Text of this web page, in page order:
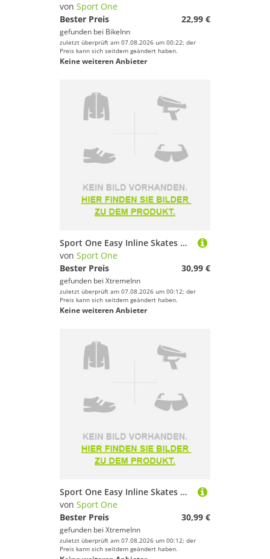
von Sport One
Bester Preis
22,99 €
gefunden bei BikeInn
zuletzt überprüft am 07.08.2026 um 00:22; der
Preis kann sich seitdem geändert haben.
Keine weiteren Anbieter
Sport One Easy Inline Skates Mehrfarbig EU 31-34 Kinder
von Sport One
Bester Preis
30,99 €
gefunden bei XtremeInn
zuletzt überprüft am 07.08.2026 um 00:12; der
Preis kann sich seitdem geändert haben.
Keine weiteren Anbieter
Sport One Easy Inline Skates Mehrfarbig EU 35-38 Kinder
von Sport One
Bester Preis
30,99 €
gefunden bei XtremeInn
zuletzt überprüft am 07.08.2026 um 00:12; der
Preis kann sich seitdem geändert haben.